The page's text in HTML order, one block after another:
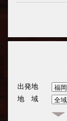
出発地
地 域